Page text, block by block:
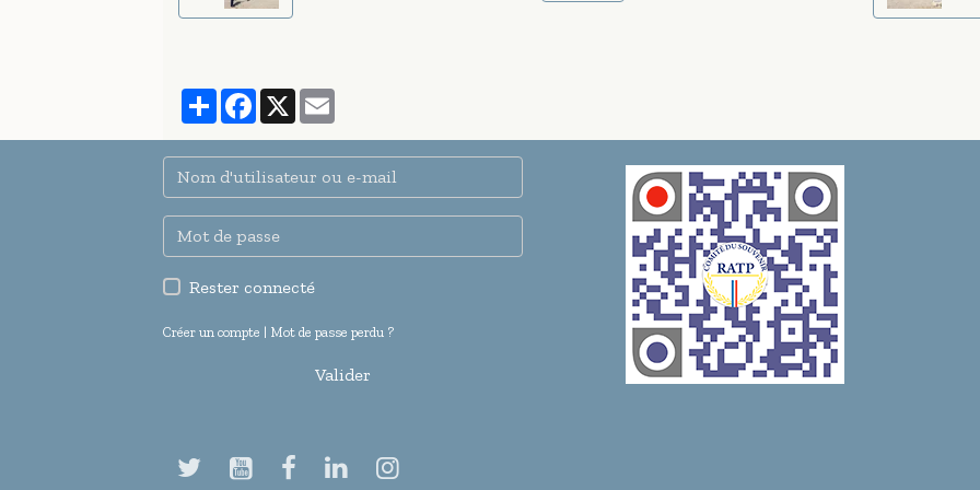
PartagerFacebook
X
Rester connecté
Créer un compte | Mot de passe perdu ?
Valider